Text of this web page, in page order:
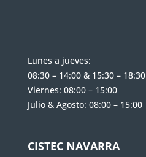
Lunes a jueves:
08:30 – 14:00 & 15:30 – 18:30
Viernes: 08:00 – 15:00
Julio & Agosto: 08:00 – 15:00
CISTEC NAVARRA